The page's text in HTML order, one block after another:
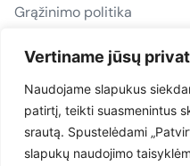
Vertiname jūsų
Naudojame slapukus
patirtį, teikti suasmenintus
srautą. Spustelėdami
slapukų naudojimo
Grąžinimo politika
D. U. K.
Sekite mus
evacarmats
© Copyright 2026 | Eva Car